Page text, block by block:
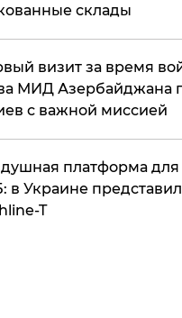
склады
визит за время
МИД Азербайджана
с важной миссией
платформа для
в Украине
T